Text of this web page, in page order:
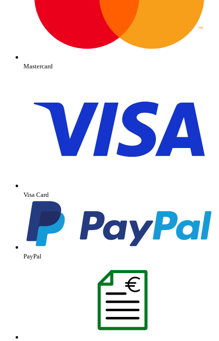
Mastercard
Visa Card
PayPal